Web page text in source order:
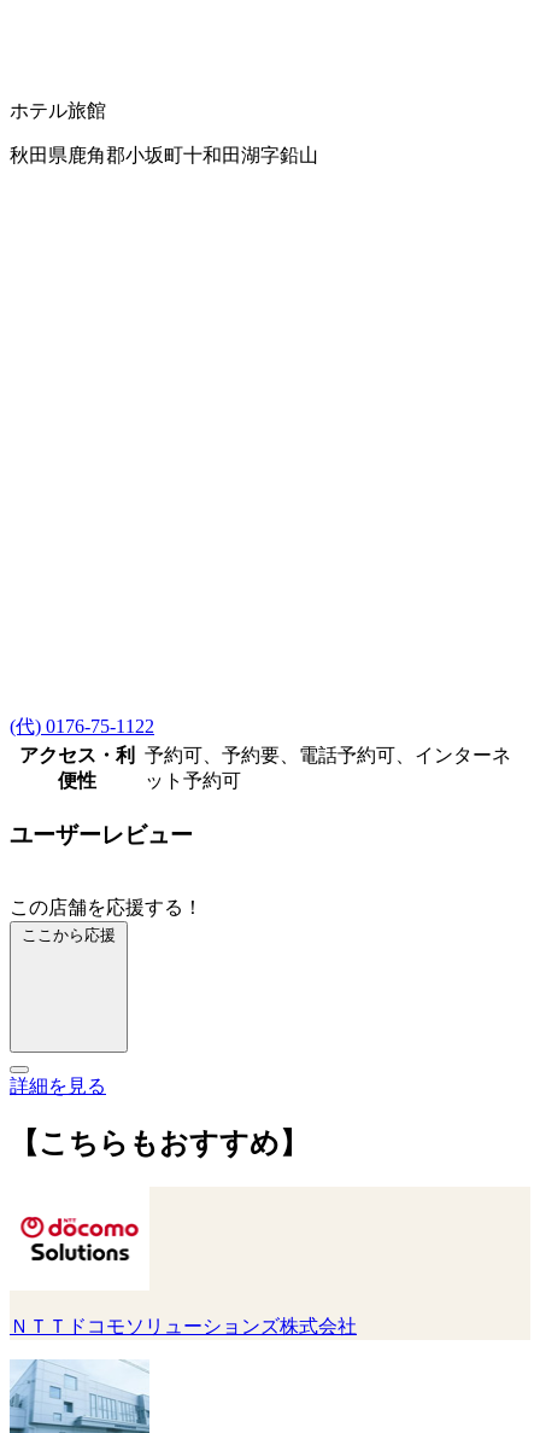
ホテル旅館
秋田県鹿角郡小坂町十和田湖字鉛山
(代) 0176-75-1122
アクセス・利
便性
予約可、予約要、電話予約可、インターネ
ット予約可
ユーザーレビュー
この店舗を応援する！
ここから応援
詳細を見る
【こちらもおすすめ】
ＮＴＴドコモソリューションズ株式会社